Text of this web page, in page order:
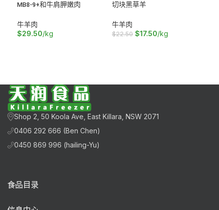
MB8-9+和牛肩胛嫩肉
牛羊肉
$29.50/kg
切块黑草羊
牛羊肉
$22.50 $17.50/kg
Shop 2, 50 Koola Ave, East Killara, NSW 2071
0406 292 666 (Ben Chen)
0450 869 996 (hailing-Yu)
食品目录